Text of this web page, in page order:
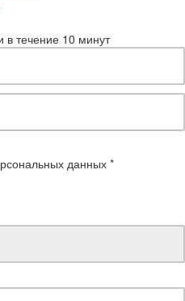
течение 10 минут
данных *